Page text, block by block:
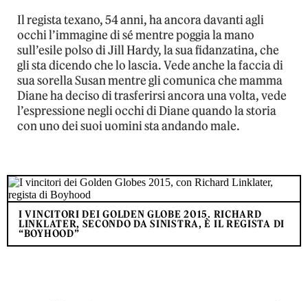
Il regista texano, 54 anni, ha ancora davanti agli
occhi l’immagine di sé mentre poggia la mano
sull’esile polso di Jill Hardy, la sua fidanzatina, che
gli sta dicendo che lo lascia. Vede anche la faccia di
sua sorella Susan mentre gli comunica che mamma
Diane ha deciso di trasferirsi ancora una volta, vede
l’espressione negli occhi di Diane quando la storia
con uno dei suoi uomini sta andando male.
I VINCITORI DEI GOLDEN GLOBE 2015. RICHARD
LINKLATER, SECONDO DA SINISTRA, È IL REGISTA DI
“BOYHOOD”